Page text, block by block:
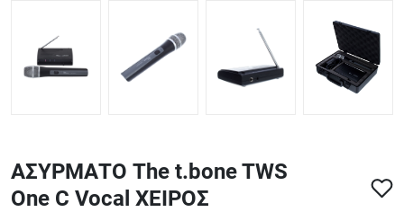
ΑΣΥΡΜΑΤΟ The t.bone TWS
One C Vocal ΧΕΙΡΟΣ